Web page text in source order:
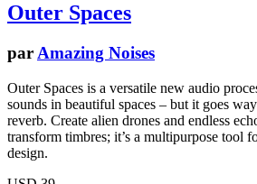
Outer Spaces
par Amazing Noises
Outer Spaces is a versatile new audio
sounds in beautiful spaces – but it goes
reverb. Create alien drones and endless
transform timbres; it’s a multipurpose tool
design.